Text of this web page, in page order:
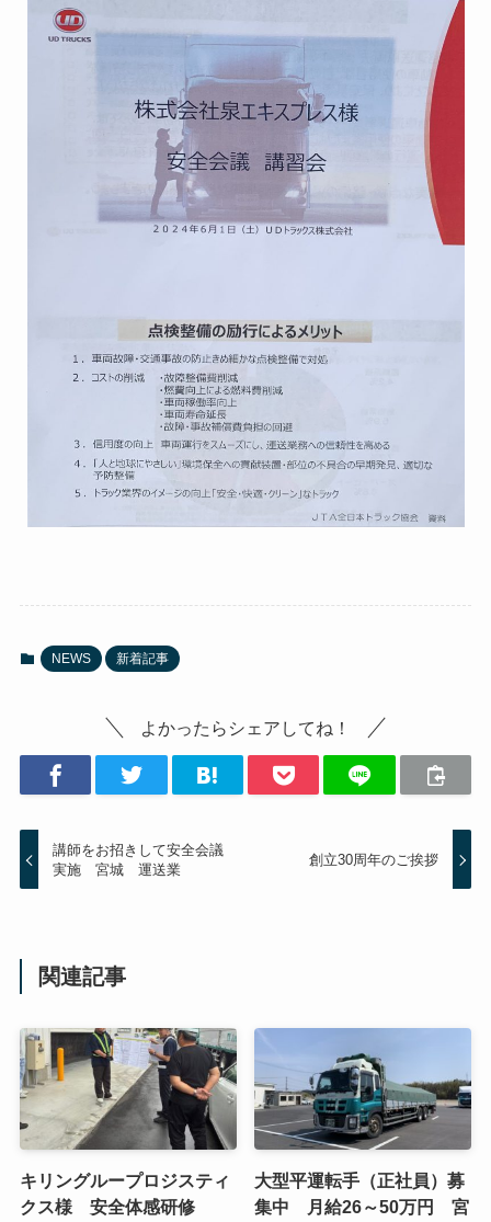
NEWS 新着記事
よかったらシェアしてね！
講師をお招きして安全会議
実施 宮城 運送業
創立30周年のご挨拶
関連記事
キリングループロジスティ
クス様 安全体感研修
大型平運転手（正社員）募
集中 月給26～50万円 宮